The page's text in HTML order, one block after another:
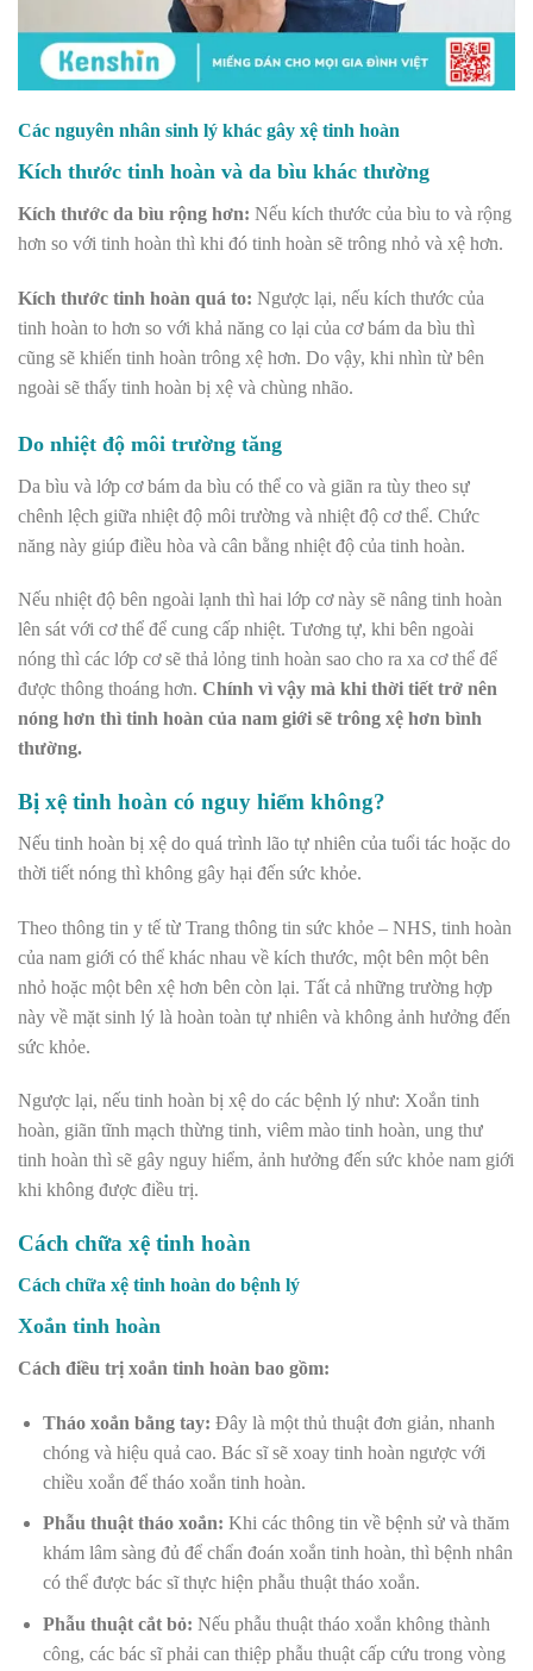
Các nguyên nhân sinh lý khác gây xệ tinh hoàn
Kích thước tinh hoàn và da bìu khác thường
Kích thước da bìu rộng hơn: Nếu kích thước của bìu to và rộng
hơn so với tinh hoàn thì khi đó tinh hoàn sẽ trông nhỏ và xệ hơn.
Kích thước tinh hoàn quá to: Ngược lại, nếu kích thước của
tinh hoàn to hơn so với khả năng co lại của cơ bám da bìu thì
cũng sẽ khiến tinh hoàn trông xệ hơn. Do vậy, khi nhìn từ bên
ngoài sẽ thấy tinh hoàn bị xệ và chùng nhão.
Do nhiệt độ môi trường tăng
Da bìu và lớp cơ bám da bìu có thể co và giãn ra tùy theo sự
chênh lệch giữa nhiệt độ môi trường và nhiệt độ cơ thể. Chức
năng này giúp điều hòa và cân bằng nhiệt độ của tinh hoàn.
Nếu nhiệt độ bên ngoài lạnh thì hai lớp cơ này sẽ nâng tinh hoàn
lên sát với cơ thể để cung cấp nhiệt. Tương tự, khi bên ngoài
nóng thì các lớp cơ sẽ thả lỏng tinh hoàn sao cho ra xa cơ thể để
được thông thoáng hơn. Chính vì vậy mà khi thời tiết trở nên
nóng hơn thì tinh hoàn của nam giới sẽ trông xệ hơn bình
thường.
Bị xệ tinh hoàn có nguy hiểm không?
Nếu tinh hoàn bị xệ do quá trình lão tự nhiên của tuổi tác hoặc do
thời tiết nóng thì không gây hại đến sức khỏe.
Theo thông tin y tế từ Trang thông tin sức khỏe – NHS, tinh hoàn
của nam giới có thể khác nhau về kích thước, một bên một bên
nhỏ hoặc một bên xệ hơn bên còn lại. Tất cả những trường hợp
này về mặt sinh lý là hoàn toàn tự nhiên và không ảnh hưởng đến
sức khỏe.
Ngược lại, nếu tinh hoàn bị xệ do các bệnh lý như: Xoắn tinh
hoàn, giãn tĩnh mạch thừng tinh, viêm mào tinh hoàn, ung thư
tinh hoàn thì sẽ gây nguy hiểm, ảnh hưởng đến sức khỏe nam giới
khi không được điều trị.
Cách chữa xệ tinh hoàn
Cách chữa xệ tinh hoàn do bệnh lý
Xoắn tinh hoàn
Cách điều trị xoắn tinh hoàn bao gồm:
Tháo xoắn bằng tay: Đây là một thủ thuật đơn giản, nhanh
chóng và hiệu quả cao. Bác sĩ sẽ xoay tinh hoàn ngược với
chiều xoắn để tháo xoắn tinh hoàn.
Phẫu thuật tháo xoắn: Khi các thông tin về bệnh sử và thăm
khám lâm sàng đủ để chẩn đoán xoắn tinh hoàn, thì bệnh nhân
có thể được bác sĩ thực hiện phẫu thuật tháo xoắn.
Phẫu thuật cắt bỏ: Nếu phẫu thuật tháo xoắn không thành
công, các bác sĩ phải can thiệp phẫu thuật cấp cứu trong vòng